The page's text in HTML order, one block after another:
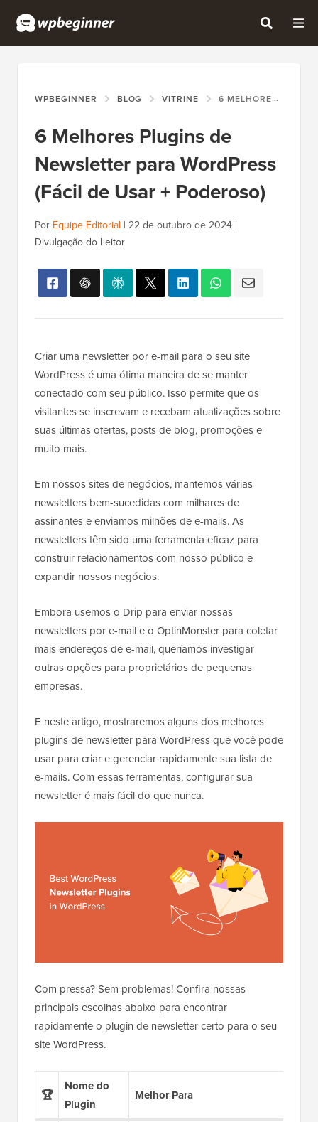
WPBEGINNER BLOG VITRINE 6 MELHORES PLUGINS DE NEWSLETTER PARA WORDPRESS (FÁCIL DE USAR + PODEROSO)
6 Melhores Plugins de
Newsletter para WordPress
(Fácil de Usar + Poderoso)
Por Equipe Editorial | 22 de outubro de 2024 |
Divulgação do Leitor
Criar uma newsletter por e-mail para o seu site
WordPress é uma ótima maneira de se manter
conectado com seu público. Isso permite que os
visitantes se inscrevam e recebam atualizações sobre
suas últimas ofertas, posts de blog, promoções e
muito mais.
Em nossos sites de negócios, mantemos várias
newsletters bem-sucedidas com milhares de
assinantes e enviamos milhões de e-mails. As
newsletters têm sido uma ferramenta eficaz para
construir relacionamentos com nosso público e
expandir nossos negócios.
Embora usemos o Drip para enviar nossas
newsletters por e-mail e o OptinMonster para coletar
mais endereços de e-mail, queríamos investigar
outras opções para proprietários de pequenas
empresas.
E neste artigo, mostraremos alguns dos melhores
plugins de newsletter para WordPress que você pode
usar para criar e gerenciar rapidamente sua lista de
e-mails. Com essas ferramentas, configurar sua
newsletter é mais fácil do que nunca.
Com pressa? Sem problemas! Confira nossas
principais escolhas abaixo para encontrar
rapidamente o plugin de newsletter certo para o seu
site WordPress.
🏆
Nome do
Plugin
Melhor Para